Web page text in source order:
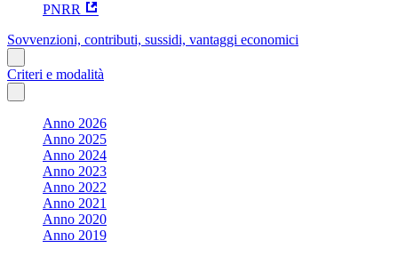
PNRR
Sovvenzioni, contributi, sussidi, vantaggi economici
Criteri e modalità
Anno 2026
Anno 2025
Anno 2024
Anno 2023
Anno 2022
Anno 2021
Anno 2020
Anno 2019